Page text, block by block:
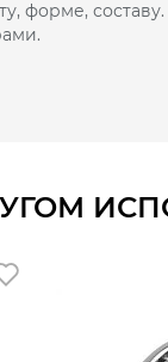
форме, составу.